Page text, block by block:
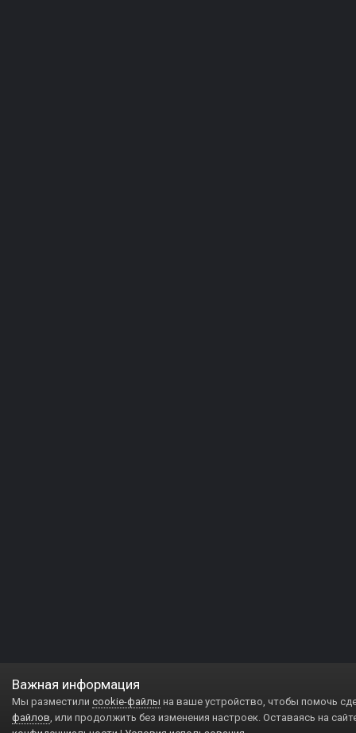
Важная информация
Мы разместили cookie-файлы на ваше устройство, чтобы помочь
файлов, или продолжить без изменения настроек. Оставаясь на